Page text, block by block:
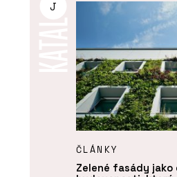
J
ČLÁNKY
Zelené fasády jako